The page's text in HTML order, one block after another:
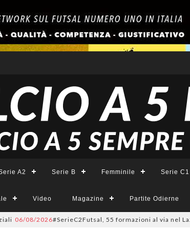
A2 Serie B Femminile Serie C1
Video Magazine Partite Odierne
2026#SerieC2Futsal, 55 formazioni al via nel Lazio: la